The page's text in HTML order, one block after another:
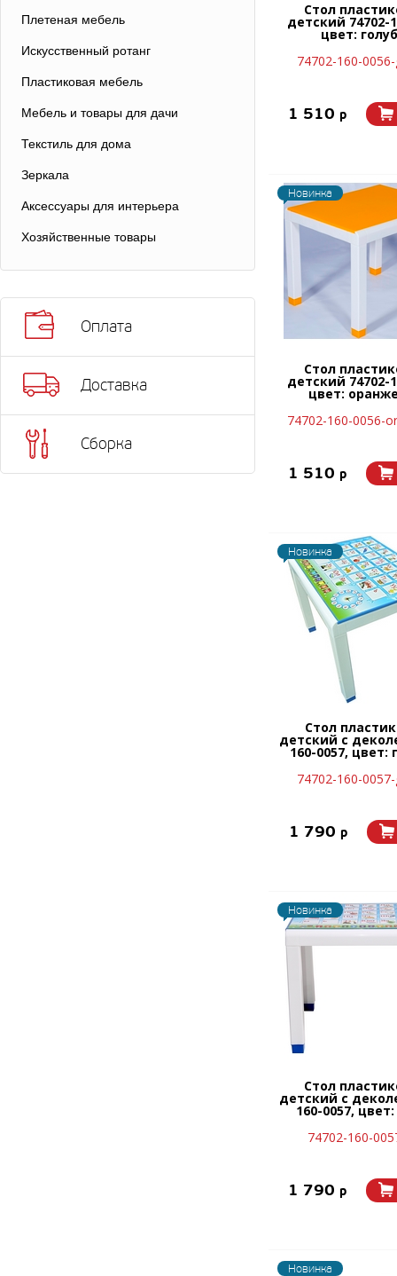
Плетеная мебель
Искусственный ротанг
Пластиковая мебель
Мебель и товары для дачи
Текстиль для дома
Зеркала
Аксессуары для интерьера
Хозяйственные товары
Оплата
Доставка
Сборка
Стол
детский 74702-
цвет:
74702-160-
1 510 p
Новинка
Стол
детский 74702-
цвет:
74702-160-0056-
1 510 p
Новинка
Стол
детский с
160-0057, цвет:
74702-160-
1 790 p
Новинка
Стол
детский с
160-0057,
74702-160-
1 790 p
Новинка